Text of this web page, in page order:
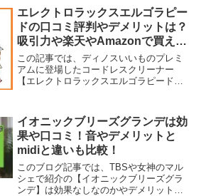
「ネッククーラーNEO」の特徴や口コミ
評判をまとめながら、楽天やAmazonでの
販売情報についても調べてみましたの
で、買おうか迷ってる人も参考にしてく
ださいね。
エレクトロラックスエルゴラピー
ドの口コミ評判やデメリットは？
吸引力や楽天やAmazonで買える
のか徹底検証
この記事では、ディノスいいものプレミ
アムに登場したコードレスクリーナー
【エレクトロラックスエルゴラピード】
レスクリーナーはいろいろあるけれど、
こちらは北欧スウェーデン生...
イオニックブリーズグランデは効
果や口コミ！音やデメリットと
midiと違いも比較！
このブログ記事では、TBSや女神のマル
シェで紹介の【イオニックブリーズグラ
ンデ】は効果なしなのかやデメリット、